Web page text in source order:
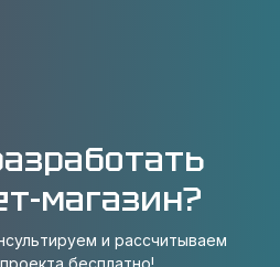
магазин?
и рассчитываем